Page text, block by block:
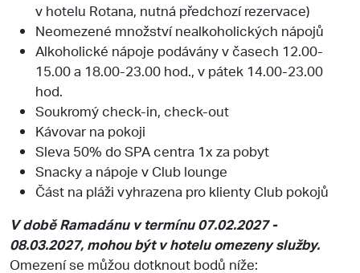
v hotelu Rotana, nutná předchozí rezervace)
Neomezené množství nealkoholických nápojů
Alkoholické nápoje podávány v časech 12.00-
15.00 a 18.00-23.00 hod., v pátek 14.00-23.00
hod.
Soukromý check-in, check-out
Kávovar na pokoji
Sleva 50% do SPA centra 1x za pobyt
Snacky a nápoje v Club lounge
Část na pláži vyhrazena pro klienty Club pokojů
V době Ramadánu v termínu 07.02.2027 -
08.03.2027, mohou být v hotelu omezeny služby.
Omezení se můžou dotknout bodů níže: